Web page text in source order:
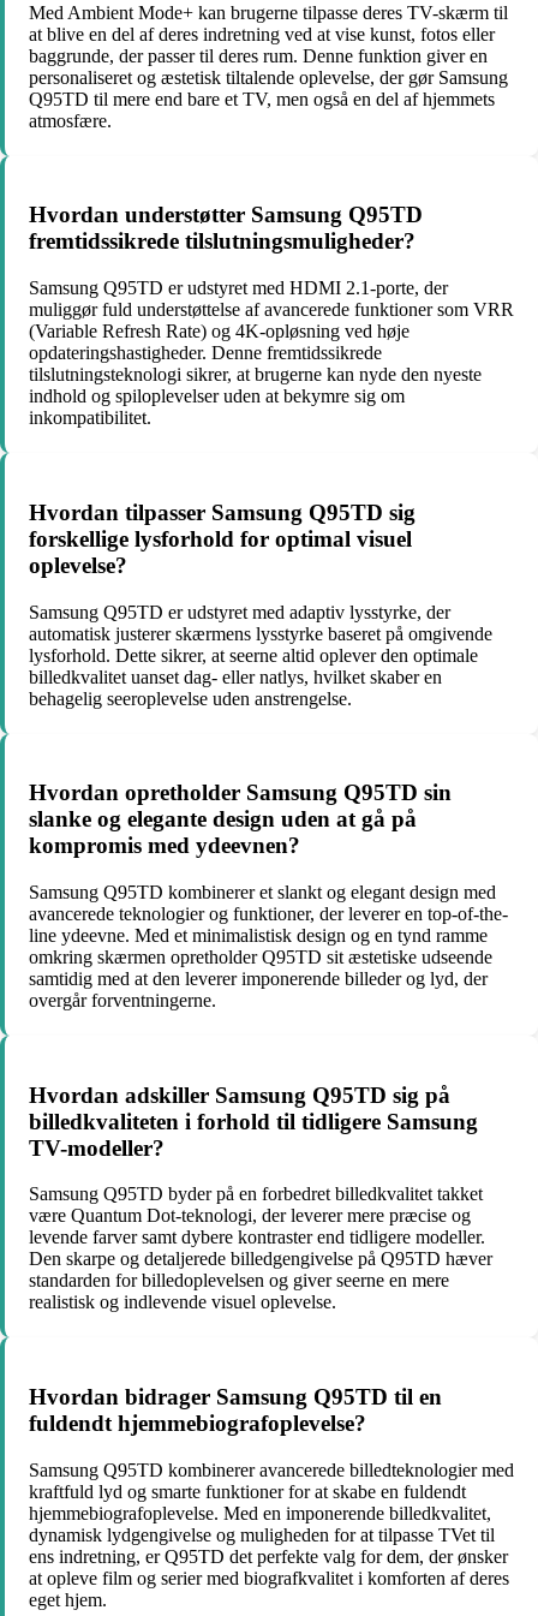
Med Ambient Mode+ kan brugerne tilpasse deres TV-skærm til
at blive en del af deres indretning ved at vise kunst, fotos eller
baggrunde, der passer til deres rum. Denne funktion giver en
personaliseret og æstetisk tiltalende oplevelse, der gør Samsung
Q95TD til mere end bare et TV, men også en del af hjemmets
atmosfære.
Hvordan understøtter Samsung Q95TD
fremtidssikrede tilslutningsmuligheder?
Samsung Q95TD er udstyret med HDMI 2.1-porte, der
muliggør fuld understøttelse af avancerede funktioner som VRR
(Variable Refresh Rate) og 4K-opløsning ved høje
opdateringshastigheder. Denne fremtidssikrede
tilslutningsteknologi sikrer, at brugerne kan nyde den nyeste
indhold og spiloplevelser uden at bekymre sig om
inkompatibilitet.
Hvordan tilpasser Samsung Q95TD sig
forskellige lysforhold for optimal visuel
oplevelse?
Samsung Q95TD er udstyret med adaptiv lysstyrke, der
automatisk justerer skærmens lysstyrke baseret på omgivende
lysforhold. Dette sikrer, at seerne altid oplever den optimale
billedkvalitet uanset dag- eller natlys, hvilket skaber en
behagelig seeroplevelse uden anstrengelse.
Hvordan opretholder Samsung Q95TD sin
slanke og elegante design uden at gå på
kompromis med ydeevnen?
Samsung Q95TD kombinerer et slankt og elegant design med
avancerede teknologier og funktioner, der leverer en top-of-the-
line ydeevne. Med et minimalistisk design og en tynd ramme
omkring skærmen opretholder Q95TD sit æstetiske udseende
samtidig med at den leverer imponerende billeder og lyd, der
overgår forventningerne.
Hvordan adskiller Samsung Q95TD sig på
billedkvaliteten i forhold til tidligere Samsung
TV-modeller?
Samsung Q95TD byder på en forbedret billedkvalitet takket
være Quantum Dot-teknologi, der leverer mere præcise og
levende farver samt dybere kontraster end tidligere modeller.
Den skarpe og detaljerede billedgengivelse på Q95TD hæver
standarden for billedoplevelsen og giver seerne en mere
realistisk og indlevende visuel oplevelse.
Hvordan bidrager Samsung Q95TD til en
fuldendt hjemmebiografoplevelse?
Samsung Q95TD kombinerer avancerede billedteknologier med
kraftfuld lyd og smarte funktioner for at skabe en fuldendt
hjemmebiografoplevelse. Med en imponerende billedkvalitet,
dynamisk lydgengivelse og muligheden for at tilpasse TVet til
ens indretning, er Q95TD det perfekte valg for dem, der ønsker
at opleve film og serier med biografkvalitet i komforten af deres
eget hjem.